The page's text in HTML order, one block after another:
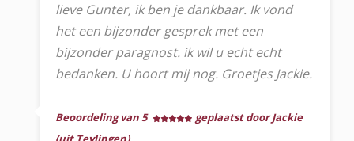
lieve Gunter, ik ben je dankbaar. Ik vond
het een bijzonder gesprek met een
bijzonder paragnost. ik wil u echt echt
bedanken. U hoort mij nog. Groetjes Jackie.
Beoordeling van 5
geplaatst door Jackie